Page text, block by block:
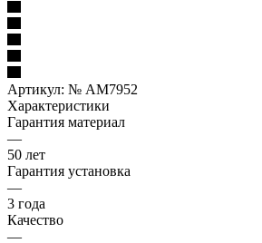
Артикул: № AM7952
Характеристики
Гарантия материал
—
50 лет
Гарантия установка
—
3 года
Качество
—